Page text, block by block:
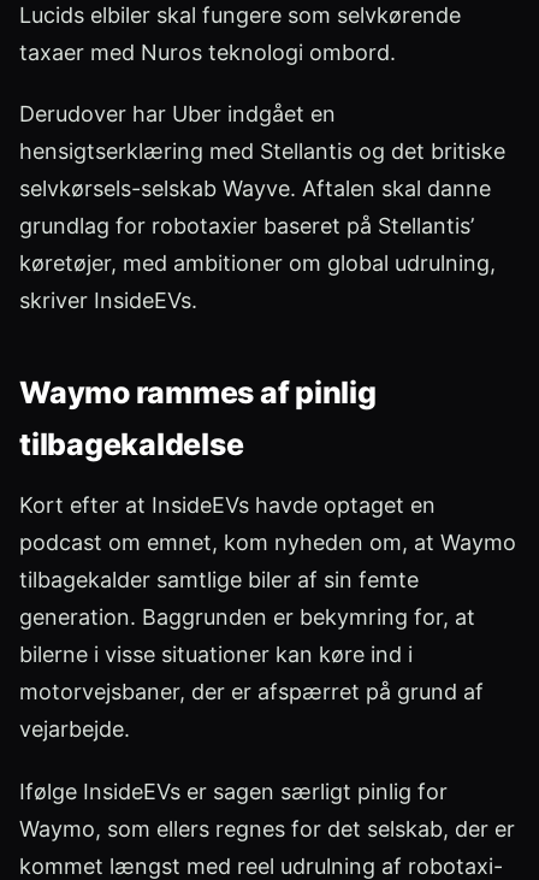
Lucids elbiler skal fungere som selvkørende
taxaer med Nuros teknologi ombord.
Derudover har Uber indgået en
hensigtserklæring med Stellantis og det britiske
selvkørsels-selskab Wayve. Aftalen skal danne
grundlag for robotaxier baseret på Stellantis’
køretøjer, med ambitioner om global udrulning,
skriver InsideEVs.
Waymo rammes af pinlig
tilbagekaldelse
Kort efter at InsideEVs havde optaget en
podcast om emnet, kom nyheden om, at Waymo
tilbagekalder samtlige biler af sin femte
generation. Baggrunden er bekymring for, at
bilerne i visse situationer kan køre ind i
motorvejsbaner, der er afspærret på grund af
vejarbejde.
Ifølge InsideEVs er sagen særligt pinlig for
Waymo, som ellers regnes for det selskab, der er
kommet længst med reel udrulning af robotaxi-